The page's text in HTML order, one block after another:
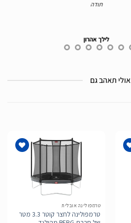
לילך אהרון
אולי תאהב גם
טרמפולינה אובלית
טרמפולינה לחצר קוטר 3.3 מטר